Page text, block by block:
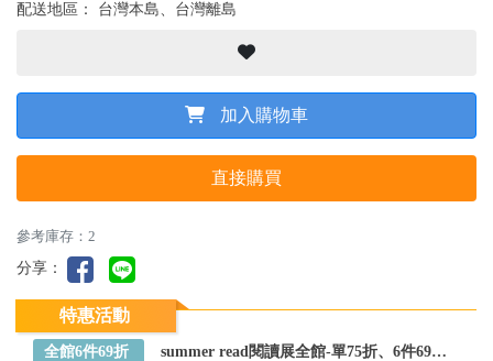
配送地區： 台灣本島、台灣離島
加入購物車
直接購買
參考庫存：2
分享：
特惠活動
全館6件69折 summer read閱讀展全館-單75折、6件69折～全館任選